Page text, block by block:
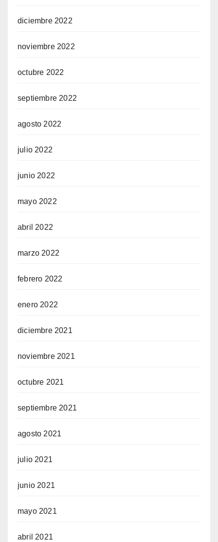
diciembre 2022
noviembre 2022
octubre 2022
septiembre 2022
agosto 2022
julio 2022
junio 2022
mayo 2022
abril 2022
marzo 2022
febrero 2022
enero 2022
diciembre 2021
noviembre 2021
octubre 2021
septiembre 2021
agosto 2021
julio 2021
junio 2021
mayo 2021
abril 2021